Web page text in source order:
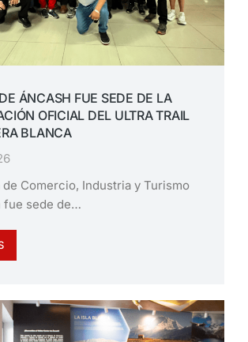
ÁNCASH FUE SEDE DE LA
OFICIAL DEL ULTRA TRAIL
BLANCA
de Comercio, Industria y Turismo
fue sede de…